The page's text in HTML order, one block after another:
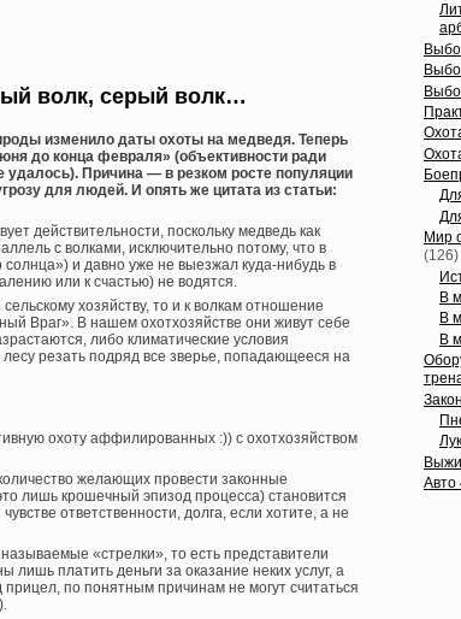
волк, серый волк…
изменило даты охоты на медведя. Теперь
до конца февраля» (объективности ради
удалось). Причина — в резком росте популяции
для людей. И опять же цитата из статьи:
действительности, поскольку медведь как
с волками, исключительно потому, что в
и давно уже не выезжал куда-нибудь в
или к счастью) не водятся.
хозяйству, то и к волкам отношение
Враг». В нашем охотхозяйстве они живут себе
либо климатические условия
резать подряд все зверье, попадающееся на
охоту аффилированных :)) с охотхозяйством
желающих провести законные
лишь крошечный эпизод процесса) становится
ответственности, долга, если хотите, а не
«стрелки», то есть представители
платить деньги за оказание неких услуг, а
прицел, по понятным причинам не могут считаться
Мир
(126)
В
В
В
Авто